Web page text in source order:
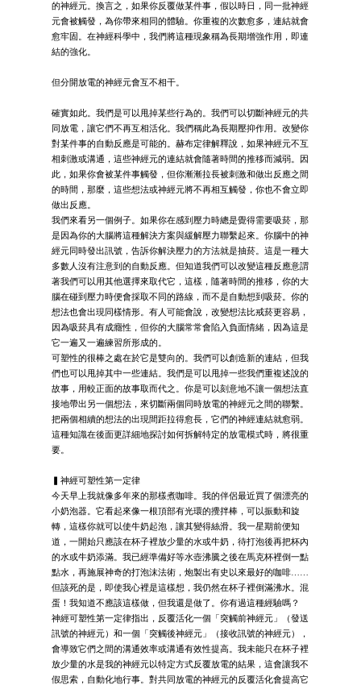
的神經元。換言之，如果你反覆做某件事，假以時日，同一批神經
元會被觸發，為你帶來相同的體驗。你重複的次數愈多，連結就會
愈牢固。在神經科學中，我們將這種現象稱為長期增強作用，即連
結的強化。
但分開放電的神經元會互不相干。
確實如此。我們是可以甩掉某些行為的。我們可以切斷神經元的共
同放電，讓它們不再互相活化。我們稱此為長期壓抑作用。改變你
對某件事的自動反應是可能的。赫布定律解釋說，如果神經元不互
相刺激或溝通，這些神經元的連結就會隨著時間的推移而減弱。因
此，如果你會被某件事觸發，但你漸漸拉長被刺激和做出反應之間
的時間，那麼，這些想法或神經元將不再相互觸發，你也不會立即
做出反應。
我們來看另一個例子。如果你在感到壓力時總是覺得需要吸菸，那
是因為你的大腦將這種解決方案與緩解壓力聯繫起來。你腦中的神
經元同時發出訊號，告訴你解決壓力的方法就是抽菸。這是一種大
多數人沒有注意到的自動反應。但知道我們可以改變這種反應意謂
著我們可以用其他選擇來取代它，這樣，隨著時間的推移，你的大
腦在碰到壓力時便會採取不同的路線，而不是自動想到吸菸。你的
想法也會出現同樣情形。有人可能會說，改變想法比戒菸更容易，
因為吸菸具有成癮性，但你的大腦常常會陷入負面情緒，因為這是
它一遍又一遍練習所形成的。
可塑性的很棒之處在於它是雙向的。我們可以創造新的連結，但我
們也可以甩掉其中一些連結。我們是可以甩掉一些我們重複述說的
故事，用較正面的故事取而代之。你是可以刻意地不讓一個想法直
接地帶出另一個想法，來切斷兩個同時放電的神經元之間的聯繫。
把兩個相續的想法的出現間距拉得愈長，它們的神經連結就愈弱。
這種知識在後面更詳細地探討如何拆解特定的放電模式時，將很重
要。
▍神經可塑性第一定律
今天早上我就像多年來的那樣煮咖啡。我的伴侶最近買了個漂亮的
小奶泡器。它看起來像一根頂部有光環的攪拌棒，可以振動和旋
轉，這樣你就可以使牛奶起泡，讓其變得絲滑。我一星期前便知
道，一開始只應該在杯子裡放少量的水或牛奶，待打泡後再把杯內
的水或牛奶添滿。我已經準備好等水壺沸騰之後在馬克杯裡倒一點
點水，再施展神奇的打泡沫法術，炮製出有史以來最好的咖啡……
但該死的是，即使我心裡是這樣想，我仍然在杯子裡倒滿沸水。混
蛋！我知道不應該這樣做，但我還是做了。你有過這種經驗嗎？
神經可塑性第一定律指出，反覆活化一個「突觸前神經元」（發送
訊號的神經元）和一個「突觸後神經元」（接收訊號的神經元），
會導致它們之間的溝通效率或溝通有效性提高。我未能只在杯子裡
放少量的水是我的神經元以特定方式反覆放電的結果，這會讓我不
假思索，自動化地行事。對共同放電的神經元的反覆活化會提高它